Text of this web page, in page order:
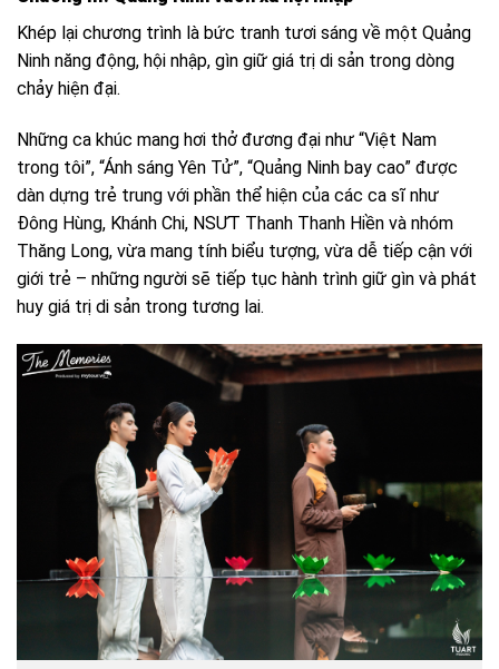
Khép lại chương trình là bức tranh tươi sáng về một Quảng
Ninh năng động, hội nhập, gìn giữ giá trị di sản trong dòng
chảy hiện đại.
Những ca khúc mang hơi thở đương đại như “Việt Nam
trong tôi”, “Ánh sáng Yên Tử”, “Quảng Ninh bay cao” được
dàn dựng trẻ trung với phần thể hiện của các ca sĩ như
Đông Hùng, Khánh Chi, NSƯT Thanh Thanh Hiền và nhóm
Thăng Long, vừa mang tính biểu tượng, vừa dễ tiếp cận với
giới trẻ – những người sẽ tiếp tục hành trình giữ gìn và phát
huy giá trị di sản trong tương lai.